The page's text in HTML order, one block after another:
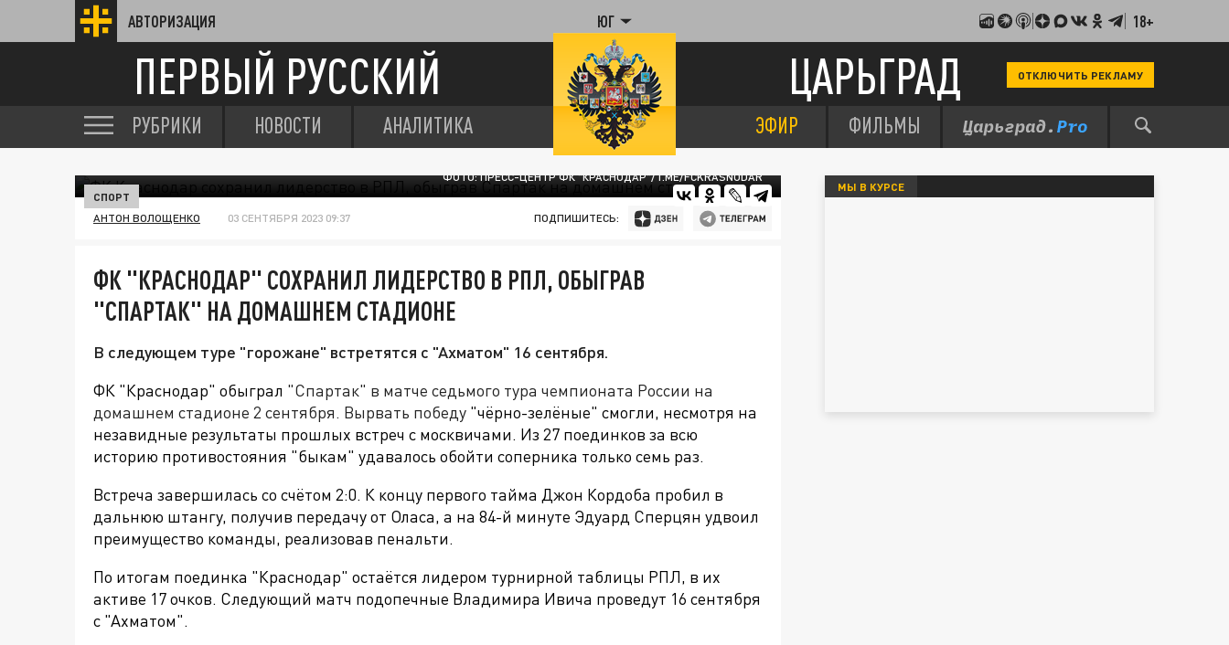
АВТОРИЗАЦИЯ ЮГ 18+
ПЕРВЫЙ РУССКИЙ ЦАРЬГРАД ОТКЛЮЧИТЬ РЕКЛАМУ
РУБРИКИ НОВОСТИ АНАЛИТИКА ЭФИР ФИЛЬМЫ
ФОТО: ПРЕСС-ЦЕНТР ФК "КРАСНОДАР"/T.ME/FCKRASNODAR
СПОРТ
АНТОН ВОЛОЩЕНКО 03 СЕНТЯБРЯ 2023 09:37 ПОДПИШИТЕСЬ:
ФК "КРАСНОДАР" СОХРАНИЛ ЛИДЕРСТВО В РПЛ, ОБЫГРАВ
"СПАРТАК" НА ДОМАШНЕМ СТАДИОНЕ
В следующем туре "горожане" встретятся с "Ахматом" 16 сентября.
ФК "Краснодар" обыграл "Спартак" в матче седьмого тура чемпионата России на
домашнем стадионе 2 сентября. Вырвать победу "чёрно-зелёные" смогли, несмотря на
незавидные результаты прошлых встреч с москвичами. Из 27 поединков за всю
историю противостояния "быкам" удавалось обойти соперника только семь раз.
Встреча завершилась со счётом 2:0. К концу первого тайма Джон Кордоба пробил в
дальнюю штангу, получив передачу от Оласа, а на 84-й минуте Эдуард Сперцян удвоил
преимущество команды, реализовав пенальти.
По итогам поединка "Краснодар" остаётся лидером турнирной таблицы РПЛ, в их
активе 17 очков. Следующий матч подопечные Владимира Ивича проведут 16 сентября
с "Ахматом".
МЫ В КУРСЕ